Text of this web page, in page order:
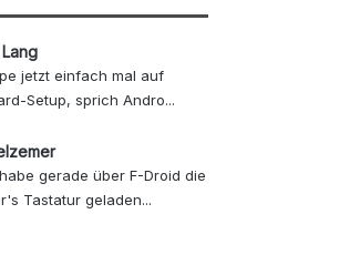
jetzt einfach mal auf
Setup, sprich Andro...
gerade über F-Droid die
Tastatur geladen...